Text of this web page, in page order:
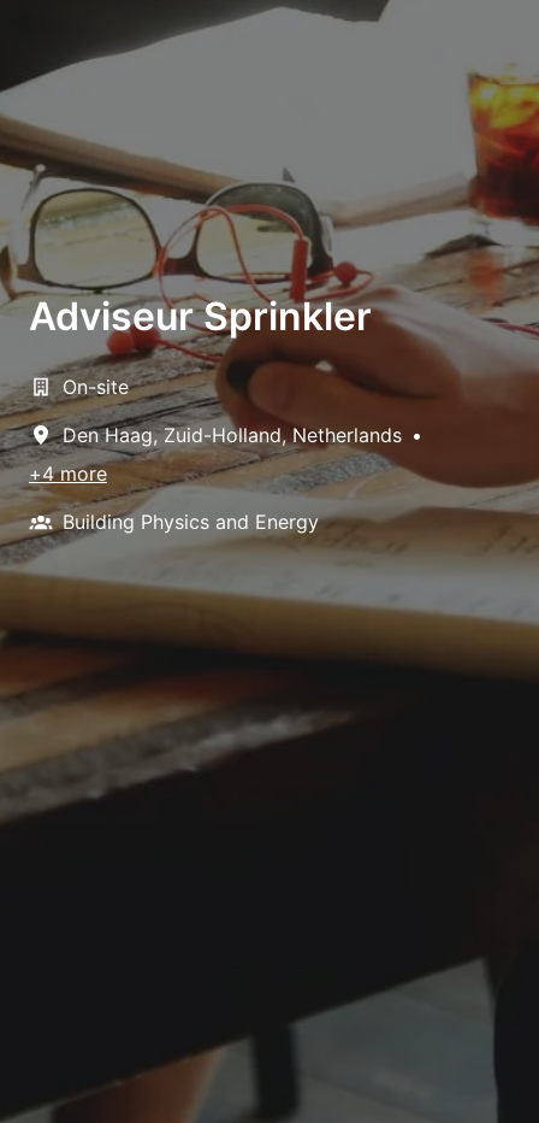
Adviseur Sprinkler
On-site
Den Haag, Zuid-Holland, Netherlands •
+4 more
Building Physics and Energy